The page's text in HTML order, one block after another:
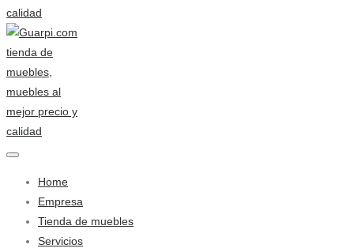
Home
Empresa
Tienda de muebles
Servicios